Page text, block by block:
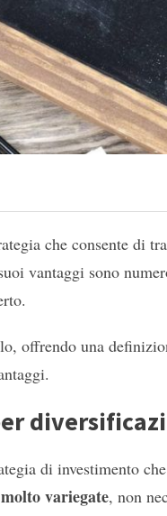
che consente di
vantaggi sono
offrendo una
di investimento
variegate, non